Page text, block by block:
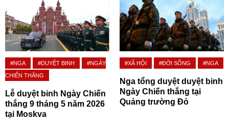
#NGA #DUYỆT BINH
#NGÀY
CHIẾN THẮNG
Lễ duyệt binh Ngày Chiến
thắng 9 tháng 5 năm 2026
tại Moskva
#XÃ HỘI #ĐỜI SỐNG #NGA
Nga tổng duyệt duyệt binh
Ngày Chiến thắng tại
Quảng trường Đỏ